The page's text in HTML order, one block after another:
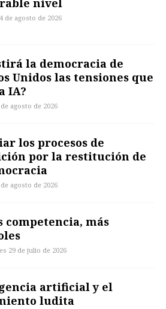
nivel
de agosto de 2026
la democracia de
Unidos las tensiones que
IA?
agosto de 2026
los procesos de
por la restitución de
agosto de 2026
competencia, más
29 de julio de 2026
artificial y el
ludita